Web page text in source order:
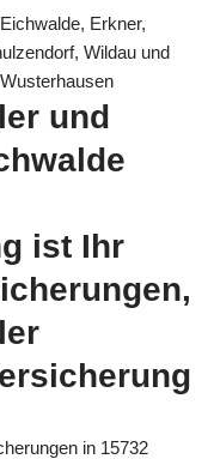
Erkner,
Wildau und
und
ist Ihr
in 15732